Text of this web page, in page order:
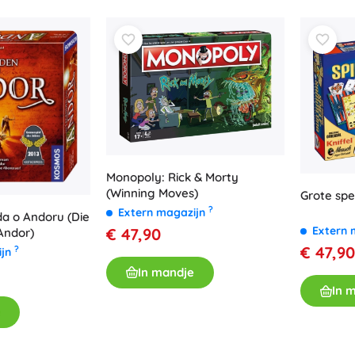
Dots
DC
Wednesday
Lord of the Rings
Buitenspellen
Voertuigen voor kinderen
Zandspeelgoed
Waterspeelgoed
Bellenblaas
+Meer tonen
Kinderkamer
Decoraties
Nachtlampjes en projectoren
Skippers en wipdieren
Tenten en huisjes
o Andoru (Die
?
Monopoly: Rick & Morty
(Winning Moves)
Extern magazijn ?
€ 47,90
In mandje
Grote
Extern
€ 47,90
In